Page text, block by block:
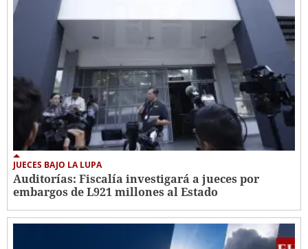
JUECES BAJO LA LUPA
Auditorías: Fiscalía investigará a jueces por
embargos de L921 millones al Estado